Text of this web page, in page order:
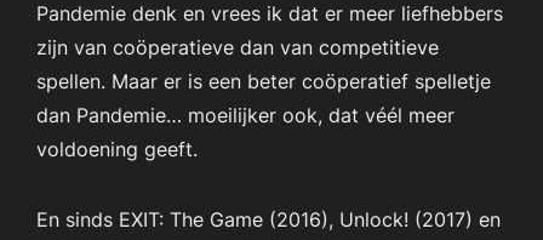
Pandemie denk en vrees ik dat er meer liefhebbers
zijn van coöperatieve dan van competitieve
spellen. Maar er is een beter coöperatief spelletje
dan Pandemie… moeilijker ook, dat véél meer
voldoening geeft.
En sinds EXIT: The Game (2016), Unlock! (2017) en